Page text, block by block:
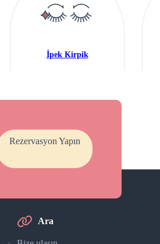
İpek Kirpik
Rezervasyon Yapın
Ara